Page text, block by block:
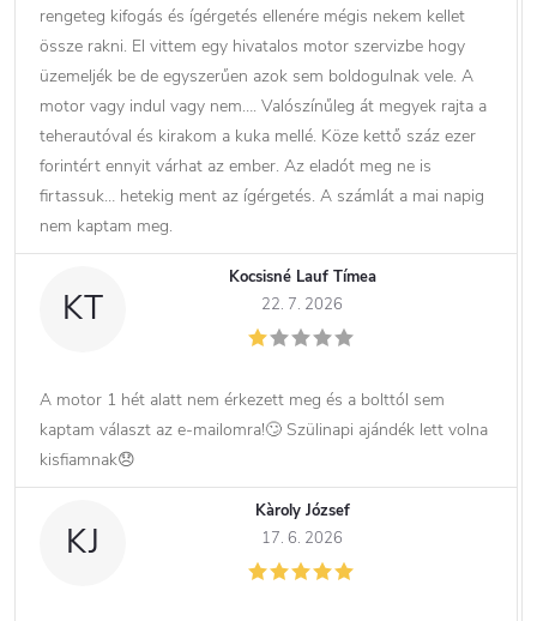
rengeteg kifogás és ígérgetés ellenére mégis nekem kellet
össze rakni. El vittem egy hivatalos motor szervizbe hogy
üzemeljék be de egyszerűen azok sem boldogulnak vele. A
motor vagy indul vagy nem…. Valószínűleg át megyek rajta a
teherautóval és kirakom a kuka mellé. Köze kettő száz ezer
forintért ennyit várhat az ember. Az eladót meg ne is
firtassuk… hetekig ment az ígérgetés. A számlát a mai napig
nem kaptam meg.
KT
Kocsisné Lauf Tímea
22. 7. 2026
A motor 1 hét alatt nem érkezett meg és a bolttól sem
kaptam választ az e-mailomra!🙄 Szülinapi ajándék lett volna
kisfiamnak😞
KJ
Kàroly József
17. 6. 2026